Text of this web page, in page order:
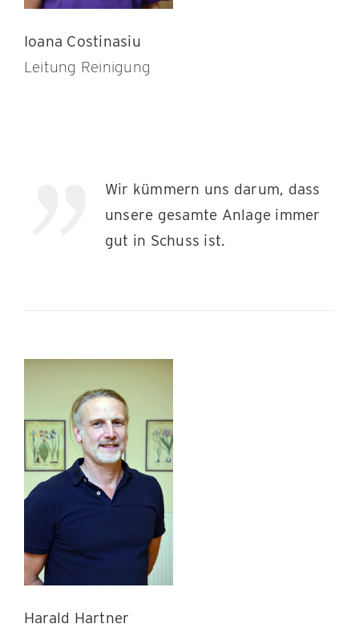
Ioana Costinasiu
Leitung Reinigung
Wir kümmern uns darum, dass
unsere gesamte Anlage immer
gut in Schuss ist.
Harald Hartner